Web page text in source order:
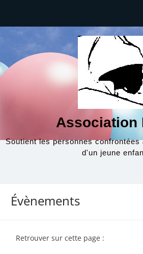
Association
Soutient les personnes confrontées
d'un jeune
Évènements
Retrouver sur cette page :
00:00